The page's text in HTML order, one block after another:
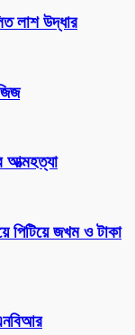
লাশ উদ্ধার
আত্মহত্যা
পিটিয়ে জখম ও টাকা